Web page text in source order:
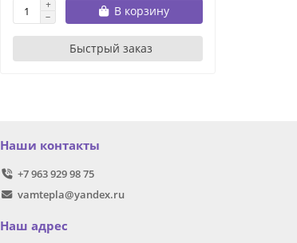
В корзину
Быстрый заказ
Наши контакты
+7 963 929 98 75
vamtepla@yandex.ru
Наш адрес